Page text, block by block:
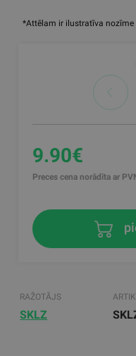
*Attēlam ir ilustratīva nozīme
9.90€
Preces cena norādīta ar
RAŽOTĀJS
SKLZ